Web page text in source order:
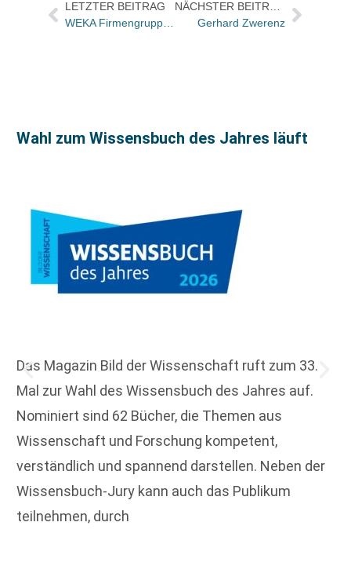
LETZTER BEITRAG
WEKA Firmengruppe übernimmt 80 Prozent vom Dental-Softwarehaus DIOS
NÄCHSTER BEITRAG
Gerhard Zwerenz
Wahl zum Wissensbuch des Jahres läuft
Das Magazin Bild der Wissenschaft ruft zum 33.
Mal zur Wahl des Wissensbuch des Jahres auf.
Nominiert sind 62 Bücher, die Themen aus
Wissenschaft und Forschung kompetent,
verständlich und spannend darstellen. Neben der
Wissensbuch-Jury kann auch das Publikum
teilnehmen, durch